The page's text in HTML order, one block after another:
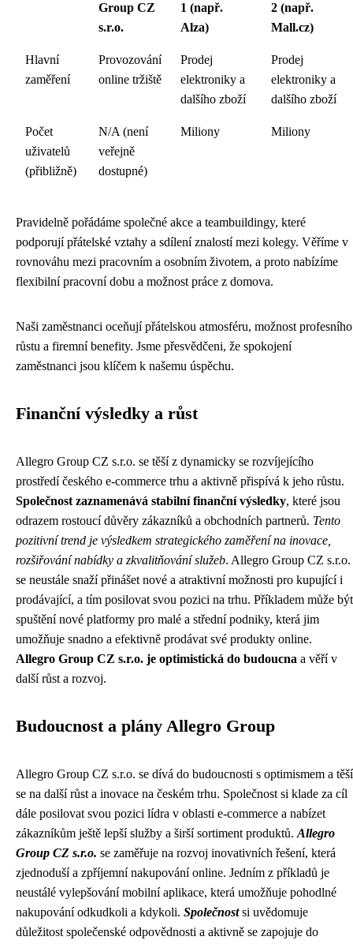
Group CZ
s.r.o.
1 (např.
Alza)
2 (např.
Mall.cz)
Hlavní
zaměření
Provozování
online tržiště
Prodej
elektroniky a
dalšího zboží
Prodej
elektroniky a
dalšího zboží
Počet
uživatelů
(přibližně)
N/A (není
veřejně
dostupné)
Miliony Miliony
Pravidelně pořádáme společné akce a teambuildingy, které
podporují přátelské vztahy a sdílení znalostí mezi kolegy. Věříme v
rovnováhu mezi pracovním a osobním životem, a proto nabízíme
flexibilní pracovní dobu a možnost práce z domova.
Naši zaměstnanci oceňují přátelskou atmosféru, možnost profesního
růstu a firemní benefity. Jsme přesvědčeni, že spokojení
zaměstnanci jsou klíčem k našemu úspěchu.
Finanční výsledky a růst
Allegro Group CZ s.r.o. se těší z dynamicky se rozvíjejícího
prostředí českého e-commerce trhu a aktivně přispívá k jeho růstu.
Společnost zaznamenává stabilní finanční výsledky, které jsou
odrazem rostoucí důvěry zákazníků a obchodních partnerů. Tento
pozitivní trend je výsledkem strategického zaměření na inovace,
rozšiřování nabídky a zkvalitňování služeb. Allegro Group CZ s.r.o.
se neustále snaží přinášet nové a atraktivní možnosti pro kupující i
prodávající, a tím posilovat svou pozici na trhu. Příkladem může být
spuštění nové platformy pro malé a střední podniky, která jim
umožňuje snadno a efektivně prodávat své produkty online.
Allegro Group CZ s.r.o. je optimistická do budoucna a věří v
další růst a rozvoj.
Budoucnost a plány Allegro Group
Allegro Group CZ s.r.o. se dívá do budoucnosti s optimismem a těší
se na další růst a inovace na českém trhu. Společnost si klade za cíl
dále posilovat svou pozici lídra v oblasti e-commerce a nabízet
zákazníkům ještě lepší služby a širší sortiment produktů. Allegro
Group CZ s.r.o. se zaměřuje na rozvoj inovativních řešení, která
zjednoduší a zpříjemní nakupování online. Jedním z příkladů je
neustálé vylepšování mobilní aplikace, která umožňuje pohodlné
nakupování odkudkoli a kdykoli. Společnostsi uvědomuje
důležitost společenské odpovědnosti a aktivně se zapojuje do